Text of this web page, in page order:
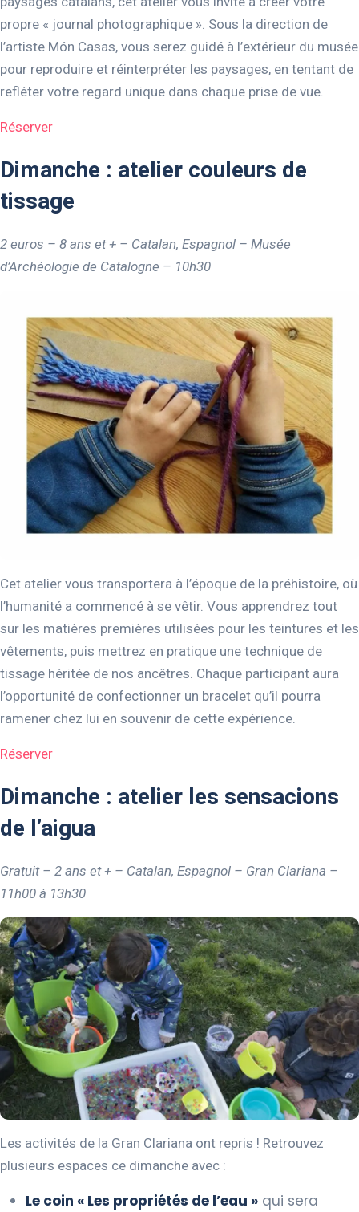
propre « journal photographique ». Sous la direction de
l’artiste Món Casas, vous serez guidé à l’extérieur du musée
pour reproduire et réinterpréter les paysages, en tentant de
refléter votre regard unique dans chaque prise de vue.
Réserver
Dimanche : atelier couleurs de
tissage
2 euros – 8 ans et + – Catalan, Espagnol – Musée
d’Archéologie de Catalogne – 10h30
Cet atelier vous transportera à l’époque de la préhistoire, où
l’humanité a commencé à se vêtir. Vous apprendrez tout
sur les matières premières utilisées pour les teintures et les
vêtements, puis mettrez en pratique une technique de
tissage héritée de nos ancêtres. Chaque participant aura
l’opportunité de confectionner un bracelet qu’il pourra
ramener chez lui en souvenir de cette expérience.
Réserver
Dimanche : atelier les sensacions
de l’aigua
Gratuit – 2 ans et + – Catalan, Espagnol – Gran Clariana –
11h00 à 13h30
Les activités de la Gran Clariana ont repris ! Retrouvez
plusieurs espaces ce dimanche avec :
Le coin « Les propriétés de l’eau » qui sera